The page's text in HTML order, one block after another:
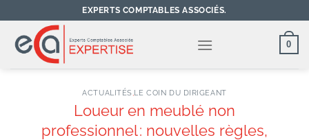
au
contenu
EXPERTS COMPTABLES ASSOCIÉS.
0
ACTUALITÉS,LE COIN DU DIRIGEANT
Loueur en meublé non
professionnel : nouvelles règles,